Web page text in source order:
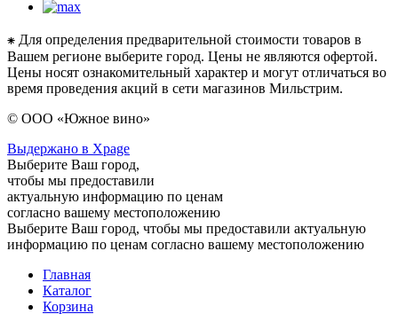
⁕ Для определения предварительной стоимости товаров в
Вашем регионе выберите город. Цены не являются офертой.
Цены носят ознакомительный характер и могут отличаться во
время проведения акций в сети магазинов Мильстрим.
© ООО «Южное вино»
Выдержано в Xpage
Выберите Ваш город,
чтобы мы предоставили
актуальную информацию по ценам
согласно вашему местоположению
Выберите Ваш город, чтобы мы предоставили актуальную
информацию по ценам согласно вашему местоположению
Главная
Каталог
Корзина